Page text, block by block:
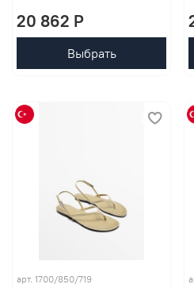
20 862 P
Выбрать
арт. 1700/850/719